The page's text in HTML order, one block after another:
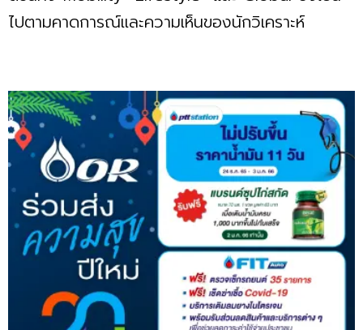
ไปตามคาดการณ์และความเห็นของนักวิเคราะห์